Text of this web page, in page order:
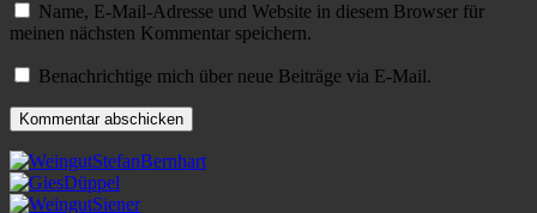
Name, E-Mail-Adresse und Website in diesem Browser für
meinen nächsten Kommentar speichern.
Benachrichtige mich über neue Beiträge via E-Mail.